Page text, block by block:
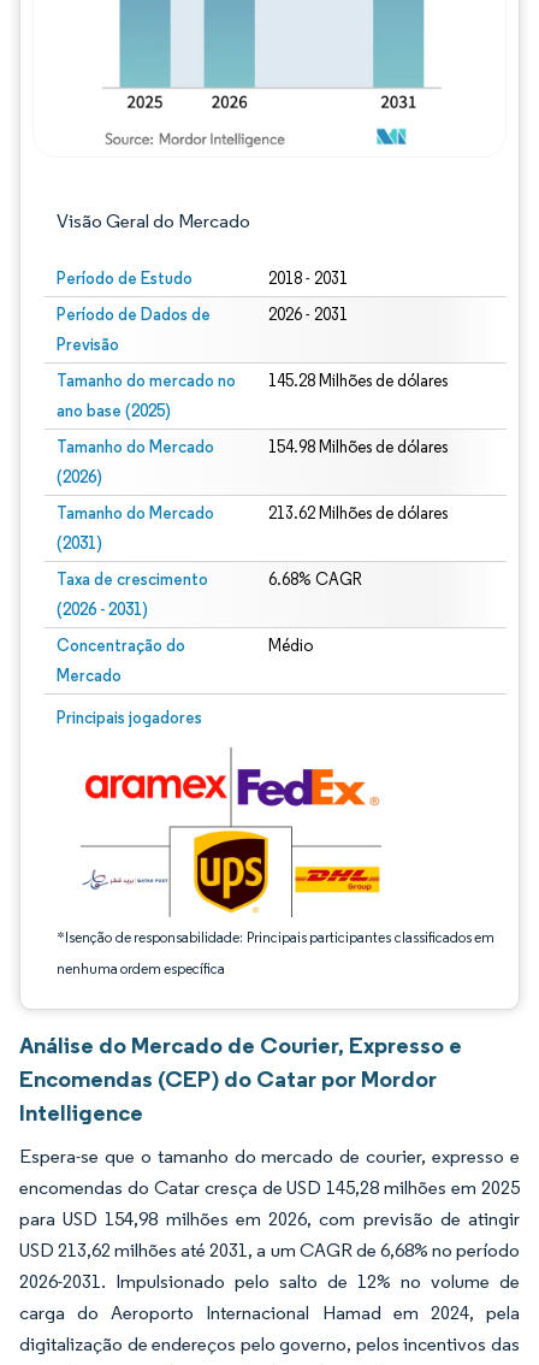
Visão Geral do Mercado
Período de Estudo 2018 - 2031
Período de Dados de
Previsão
2026 - 2031
Tamanho do mercado no
ano base (2025)
145.28 Milhões de dólares
Tamanho do Mercado
(2026)
154.98 Milhões de dólares
Tamanho do Mercado
(2031)
213.62 Milhões de dólares
Taxa de crescimento
(2026 - 2031)
6.68% CAGR
Concentração do
Mercado
Médio
Principais jogadores
*Isenção de responsabilidade: Principais participantes classificados em
nenhuma ordem específica
Imagem © Mordor Intelligence. O reuso requer atribuição conforme CC BY 4.0.
Análise do Mercado de Courier, Expresso e
Encomendas (CEP) do Catar por Mordor
Intelligence
Espera-se que o tamanho do mercado de courier, expresso e
encomendas do Catar cresça de USD 145,28 milhões em 2025
para USD 154,98 milhões em 2026, com previsão de atingir
USD 213,62 milhões até 2031, a um CAGR de 6,68% no período
2026-2031. Impulsionado pelo salto de 12% no volume de
carga do Aeroporto Internacional Hamad em 2024, pela
digitalização de endereços pelo governo, pelos incentivos das